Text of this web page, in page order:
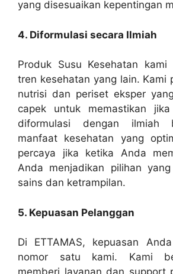
yang disesuaikan kepentingan
4. Diformulasi secara Ilmiah
Produk Susu Kesehatan
tren kesehatan yang lain. Kami
nutrisi dan periset eksper
capek untuk memastikan
diformulasi dengan ilmiah
manfaat kesehatan yang
percaya jika ketika Anda
Anda menjadikan pilihan
sains dan ketrampilan.
5. Kepuasan Pelanggan
Di ETTAMAS, kepuasan
nomor satu kami. Kami